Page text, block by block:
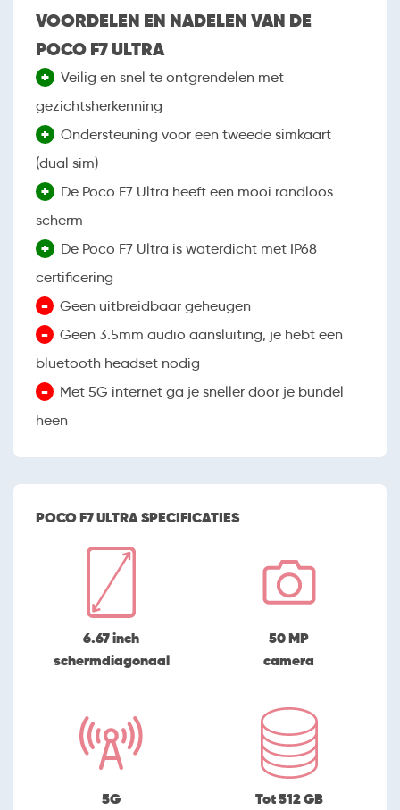
VOORDELEN EN NADELEN VAN DE
POCO F7 ULTRA
+
Veilig en snel te ontgrendelen met
gezichtsherkenning
+
Ondersteuning voor een tweede simkaart
(dual sim)
+
De Poco F7 Ultra heeft een mooi randloos
scherm
+
De Poco F7 Ultra is waterdicht met IP68
certificering
- Geen uitbreidbaar geheugen
-
Geen 3.5mm audio aansluiting, je hebt een
bluetooth headset nodig
-
Met 5G internet ga je sneller door je bundel
heen
POCO F7 ULTRA SPECIFICATIES
6.67 inch
schermdiagonaal
50 MP
camera
5G
Tot 512 GB